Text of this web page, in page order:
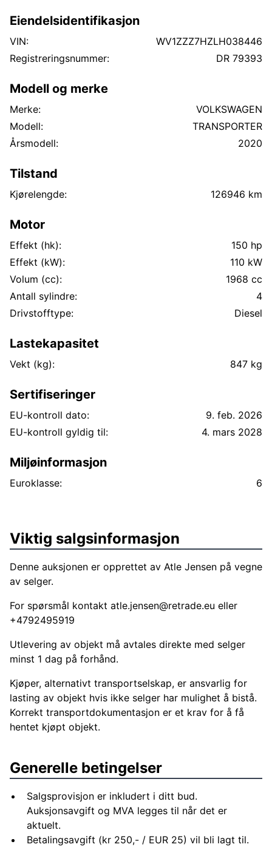
Skiltgjenkjenning Skinnratt Sommerdekk på felg
Tretthetsvarsling USB-C Vinterdekk på felg
Eiendelsidentifikasjon
VIN:
WV1ZZZ7HZLH038446
Registreringsnummer:
DR 79393
Modell og merke
Merke:
VOLKSWAGEN
Modell:
TRANSPORTER
Årsmodell:
2020
Tilstand
Kjørelengde: 126946 km
Motor
Effekt (hk):
150 hp
Effekt (kW):
110 kW
Volum (cc):
1968 cc
Antall sylindre:
4
Drivstofftype:
Diesel
Lastekapasitet
Vekt (kg): 847 kg
Sertifiseringer
EU-kontroll dato:
9. feb. 2026
EU-kontroll gyldig til:
4. mars 2028
Miljøinformasjon
Euroklasse: 6
Viktig salgsinformasjon
Denne auksjonen er opprettet av Atle Jensen på vegne
av selger.
For spørsmål kontakt atle.jensen@retrade.eu eller
+4792495919
Utlevering av objekt må avtales direkte med selger
minst 1 dag på forhånd.
Kjøper, alternativt transportselskap, er ansvarlig for
lasting av objekt hvis ikke selger har mulighet å bistå.
Korrekt transportdokumentasjon er et krav for å få
hentet kjøpt objekt.
Generelle betingelser
Salgsprovisjon er inkludert i ditt bud.
Auksjonsavgift og MVA legges til når det er
aktuelt.
Betalingsavgift (kr 250,- / EUR 25) vil bli lagt til.